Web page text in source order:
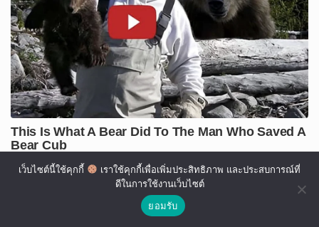
เว็บไซต์นี้ใช้คุกกี้
เราใช้คุกกี้เพื่อเพิ่มประสิทธิภาพ และประสบการณ์ที่
ดีในการใช้งานเว็บไซต์
ยอมรับ